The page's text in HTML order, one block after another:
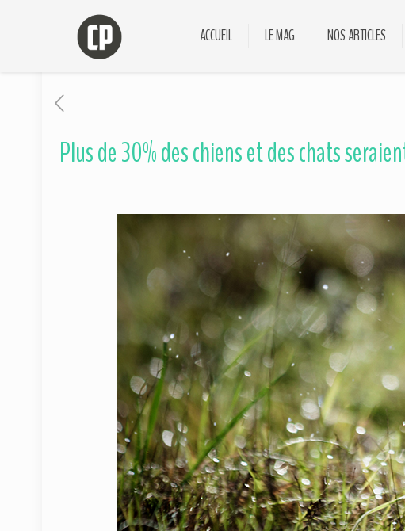
ACCUEIL LE MAG NOS ARTICLES
Plus de 30% des chiens et des chats